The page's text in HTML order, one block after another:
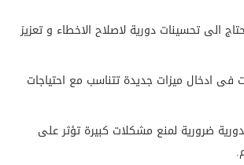
الى تحسينات دورية لاصلاح الاخطاء و تعزيز
فى ادخال ميزات جديدة تتناسب مع احتياجات
ضرورية لمنع مشكلات كبيرة تؤثر على